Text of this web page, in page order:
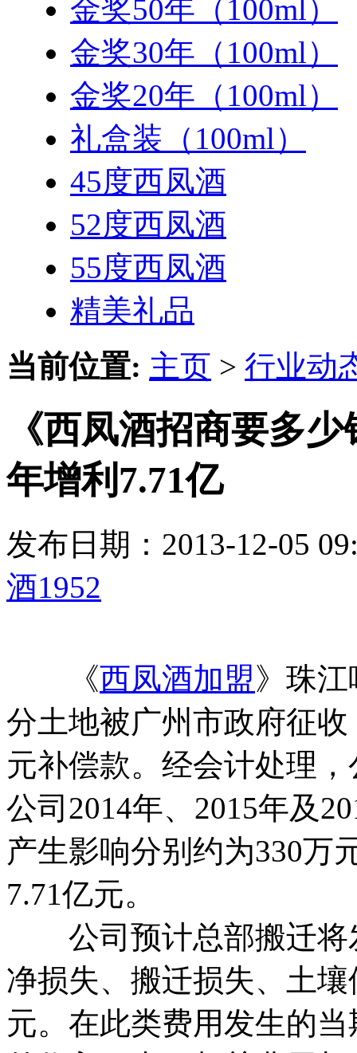
金奖50年（100ml）
金奖30年（100ml）
金奖20年（100ml）
礼盒装（100ml）
45度西凤酒
52度西凤酒
55度西凤酒
精美礼品
当前位置: 主页 > 行业动
《西凤酒招商要多
年增利7.71亿
发布日期：2013-12-05
酒1952
《西凤酒加盟》珠
分土地被广州市政府征
元补偿款。经会计处理
公司2014年、2015年及
产生影响分别约为330万
7.71亿元。
公司预计总部搬迁将
净损失、搬迁损失、土
元。在此类费用发生的